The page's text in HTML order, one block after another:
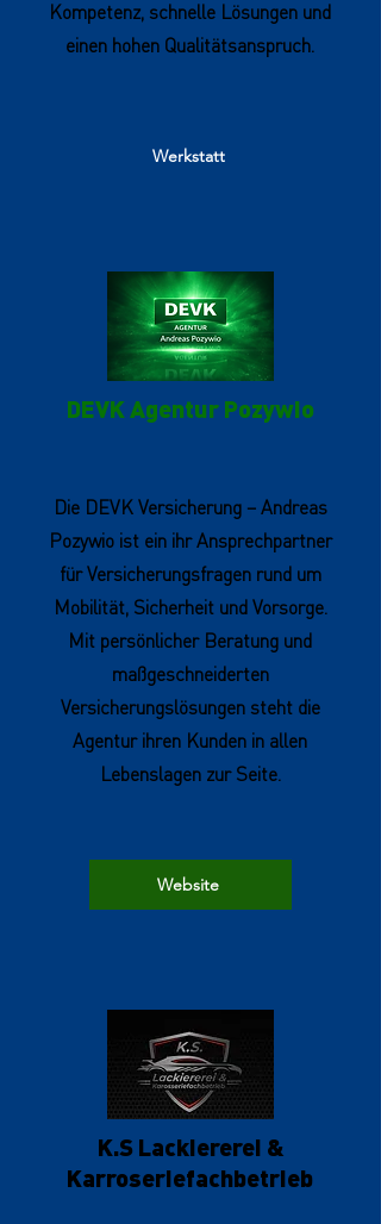
Kompetenz, schnelle Lösungen und
einen hohen Qualitätsanspruch.
Werkstatt
DEVK Agentur Pozywio
Die DEVK Versicherung – Andreas
Pozywio ist ein ihr Ansprechpartner
für Versicherungsfragen rund um
Mobilität, Sicherheit und Vorsorge.
Mit persönlicher Beratung und
maßgeschneiderten
Versicherungslösungen steht die
Agentur ihren Kunden in allen
Lebenslagen zur Seite.
Website
K.S Lackiererei &
Karroseriefachbetrieb